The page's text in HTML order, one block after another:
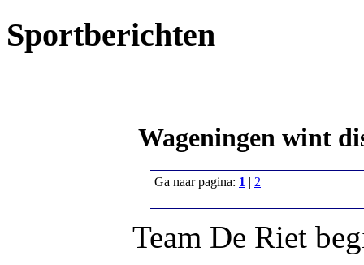
Sportberichten
Wageningen wint
Ga naar pagina: 1 | 2
Team De Riet